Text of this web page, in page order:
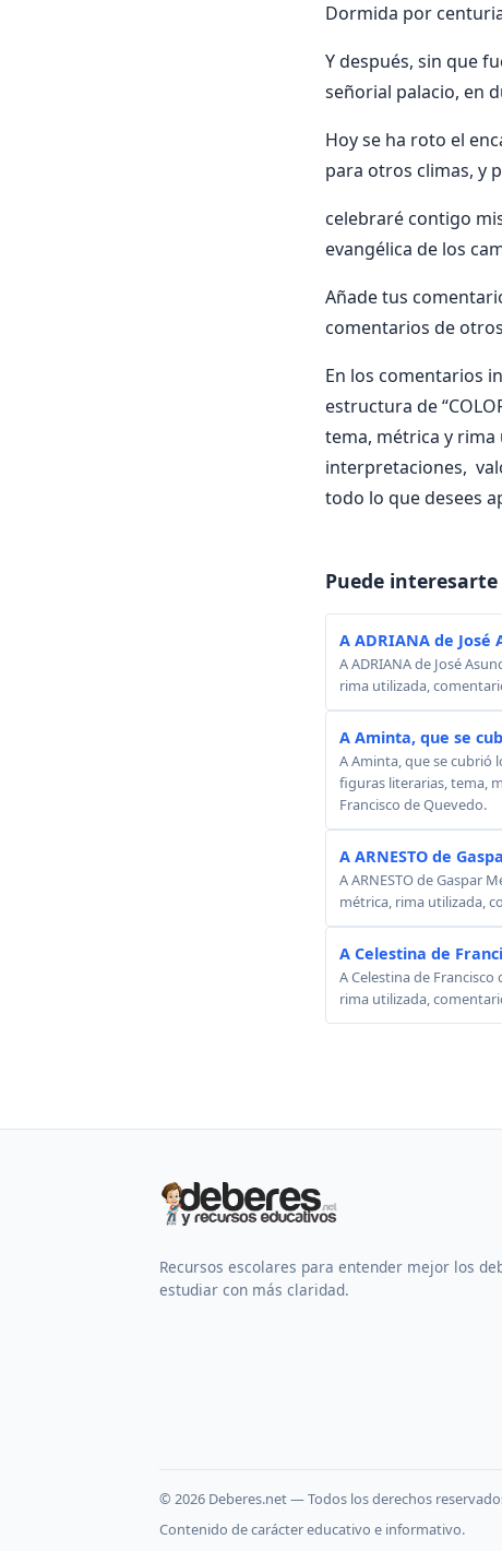
Dormida por
Y después, sin que
señorial palacio, en
Hoy se ha roto el
para otros climas, y
celebraré contigo
evangélica de los
Añade tus
comentarios de
En los comentarios
estructura de
tema, métrica y rima
interpretaciones,
todo lo que desees
Puede interesarte
A ADRIANA de José
A ADRIANA de José
rima utilizada,
A Aminta, que se
A Aminta, que se cubrió
figuras literarias, tema,
Francisco de Quevedo.
A ARNESTO de
A ARNESTO de Gaspar
métrica, rima utilizada,
A Celestina de
A Celestina de
rima utilizada,
Recursos escolares para entender mejor los
estudiar con más claridad.
© 2026 Deberes.net — Todos los derechos
Contenido de carácter educativo e informativo.